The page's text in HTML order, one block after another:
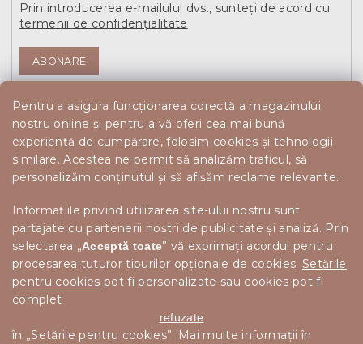
Pentru a asigura funcționarea corectă a magazinului
nostru online și pentru a vă oferi cea mai bună
experiență de cumpărare, folosim cookies și tehnologii
similare. Acestea ne permit să analizăm traficul, să
personalizăm conținutul și să afișăm reclame relevante.
Informațiile privind utilizarea site-ului nostru sunt
partajate cu partenerii noștri de publicitate și analiză. Prin
selectarea „Acceptă toate” vă exprimați acordul pentru
procesarea tuturor tipurilor opționale de cookies. Setările
pentru cookies pot fi personalizate sau cookies pot fi
complet
refuzate
în „Setările pentru cookies”. Mai multe informații în
Prin introducerea e-mailului dvs., sunteți de acord cu
termenii de confidențialitate
ABONARE